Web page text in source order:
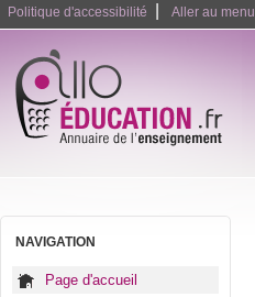
Politique d'accessibilité Aller au menu
NAVIGATION
Page d'accueil